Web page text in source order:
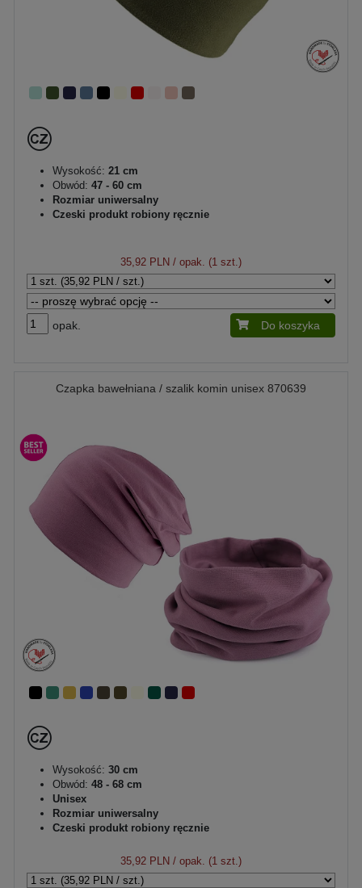
Wysokość: 21 cm
Obwód: 47 - 60 cm
Rozmiar uniwersalny
Czeski produkt robiony ręcznie
35,92 PLN / opak. (1 szt.)
opak. Do koszyka
Czapka bawełniana / szalik komin unisex 870639
Wysokość: 30 cm
Obwód: 48 - 68 cm
Unisex
Rozmiar uniwersalny
Czeski produkt robiony ręcznie
35,92 PLN / opak. (1 szt.)